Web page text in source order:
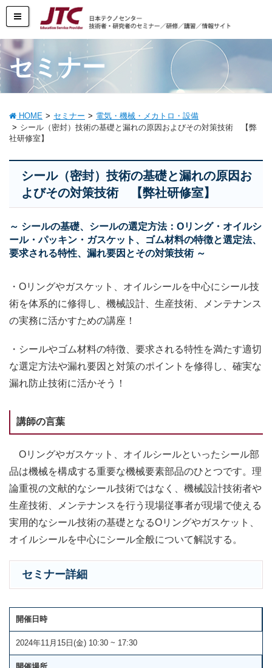
セミナー
HOME セミナー
電気・機械・メカトロ・設備
シール（密封）技術の基礎と漏れの原因およびその対策技術 【弊
社研修室】
シール（密封）技術の基礎と漏れの原因お
よびその対策技術 【弊社研修室】
～ シールの基礎、シールの選定方法：Oリング・オイルシ
ール・パッキン・ガスケット、ゴム材料の特徴と選定法、
要求される特性、漏れ要因とその対策技術 ～
・Oリングやガスケット、オイルシールを中心にシール技
術を体系的に修得し、機械設計、生産技術、メンテナンス
の実務に活かすための講座！
・シールやゴム材料の特徴、要求される特性を満たす適切
な選定方法や漏れ要因と対策のポイントを修得し、確実な
漏れ防止技術に活かそう！
講師の言葉
Oリングやガスケット、オイルシールといったシール部
品は機械を構成する重要な機械要素部品のひとつです。理
論重視の文献的なシール技術ではなく、機械設計技術者や
生産技術、メンテナンスを行う現場従事者が現場で使える
実用的なシール技術の基礎となるOリングやガスケット、
オイルシールを中心にシール全般について解説する。
セミナー詳細
開催日時
2024年11月15日(金) 10:30 ~ 17:30